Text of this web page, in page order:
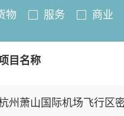
物 服务 商业
目名称
州萧山国际机场飞行区